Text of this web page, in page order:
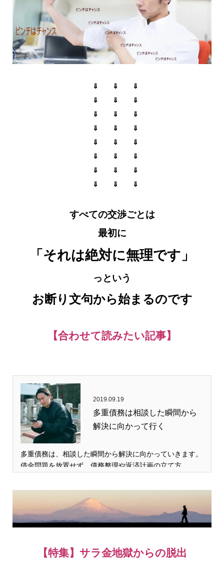
⇓ ⇓ ⇓
⇓ ⇓ ⇓
⇓ ⇓ ⇓
⇓ ⇓ ⇓
⇓ ⇓ ⇓
⇓ ⇓ ⇓
⇓ ⇓ ⇓
⇓ ⇓ ⇓
すべての交渉ごとは
最初に
「それは絶対に無理です」
っという
お断り文句から始まるのです
【合わせて読みたい記事】
2019.09.19
多重債務は相談した瞬間から
解決に向かって行く
多重債務は、相談した瞬間から解決に向かっていきます。
借金問題を放置せず、債務整理や返済計画の立て方、…
【特集】サラ金地獄からの脱出